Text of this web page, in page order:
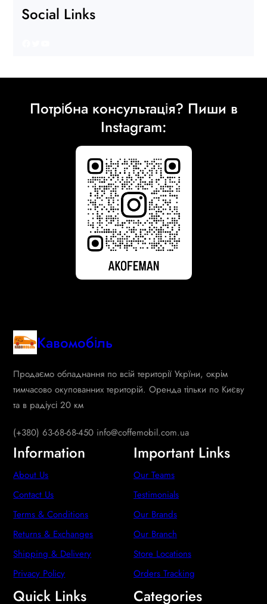
Social Links
Потрібна консультація? Пиши в
Instagram:
Кавомобіль
Продаємо обладнання по всій території Укрїни, окрім
тимчасово окупованних територій. Оренда тільки по Києву
та в радіусі 20 км
(+380) 63-68-68-450 info@coffemobil.com.ua
Information
About Us
Contact Us
Terms & Conditions
Returns & Exchanges
Shipping & Delivery
Privacy Policy
Important Links
Our Teams
Testimonials
Our Brands
Our Branch
Store Locations
Orders Tracking
Quick Links Categories